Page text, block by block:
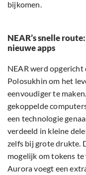
bijkomen.
NEAR’s snelle
nieuwe apps
NEAR werd
Polosukhin om het
eenvoudiger te
gekoppelde
een technologie
verdeeld in kleine
zelfs bij grote drukte.
mogelijk om tokens
Aurora voegt een